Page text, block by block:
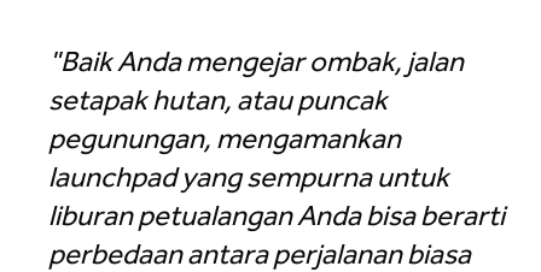
"Baik Anda mengejar ombak, jalan
setapak hutan, atau puncak
pegunungan, mengamankan
launchpad yang sempurna untuk
liburan petualangan Anda bisa berarti
perbedaan antara perjalanan biasa